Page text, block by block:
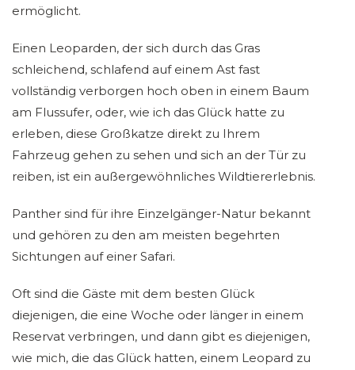
ermöglicht.
Einen Leoparden, der sich durch das Gras
schleichend, schlafend auf einem Ast fast
vollständig verborgen hoch oben in einem Baum
am Flussufer, oder, wie ich das Glück hatte zu
erleben, diese Großkatze direkt zu Ihrem
Fahrzeug gehen zu sehen und sich an der Tür zu
reiben, ist ein außergewöhnliches Wildtiererlebnis.
Panther sind für ihre Einzelgänger-Natur bekannt
und gehören zu den am meisten begehrten
Sichtungen auf einer Safari.
Oft sind die Gäste mit dem besten Glück
diejenigen, die eine Woche oder länger in einem
Reservat verbringen, und dann gibt es diejenigen,
wie mich, die das Glück hatten, einem Leopard zu